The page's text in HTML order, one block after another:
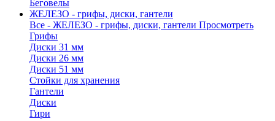
Беговелы
ЖЕЛЕЗО - грифы, диски, гантели
Все - ЖЕЛЕЗО - грифы, диски, гантели Просмотреть
Грифы
Диски 31 мм
Диски 26 мм
Диски 51 мм
Стойки для хранения
Гантели
Диски
Гири